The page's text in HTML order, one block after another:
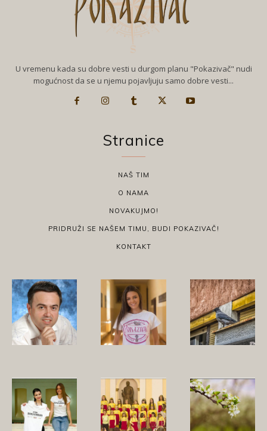
U vremenu kada su dobre vesti u durgom planu "Pokazivač" nudi
mogućnost da se u njemu pojavljuju samo dobre vesti...
Stranice
NAŠ TIM
O NAMA
NOVAKUJMO!
PRIDRUŽI SE NAŠEM TIMU, BUDI POKAZIVAČ!
KONTAKT